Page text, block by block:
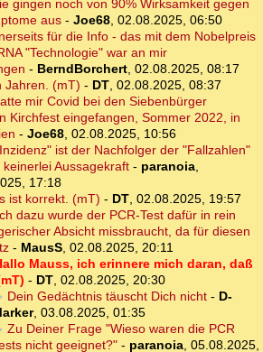
gingen noch von 90% Wirksamkeit gegen
aus - Joe68, 02.08.2025, 06:50
für die Info - das mit dem Nobelpreis
"Technologie" war an mir
- BerndBorchert, 02.08.2025, 08:17
Jahren. (mT) - DT, 02.08.2025, 08:37
mir Covid bei den Siebenbürger
Kirchfest eingefangen, Sommer 2022, in
- Joe68, 02.08.2025, 10:56
ist der Nachfolger der "Fallzahlen"
keinerlei Aussagekraft - paranoia,
17:18
ist korrekt. (mT) - DT, 02.08.2025, 19:57
dazu wurde der PCR-Test dafür in rein
Absicht missbraucht, da für diesen
- MausS, 02.08.2025, 20:11
Mauss, ich erinnere mich daran, daß
- DT, 02.08.2025, 20:30
Dein Gedächtnis täuscht Dich nicht- D-
, 03.08.2025, 01:35
Zu Deiner Frage "Wieso waren die PCR
nicht geeignet?" - paranoia, 05.08.2025,